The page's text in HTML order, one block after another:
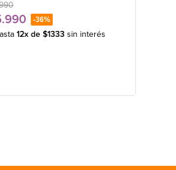
.990 -36%
12x de $1333 sin interés